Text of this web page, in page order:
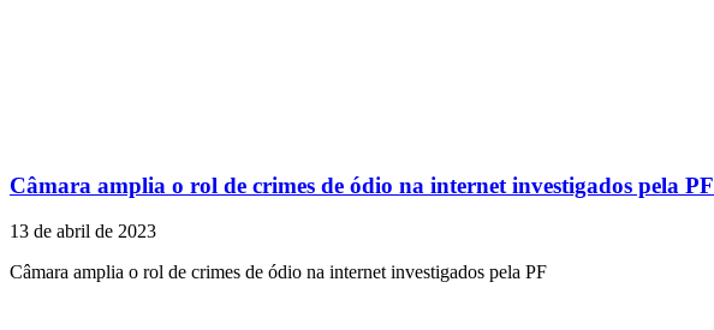
Câmara amplia o rol de crimes de ódio na internet investigados pela PF
13 de abril de 2023
Câmara amplia o rol de crimes de ódio na internet investigados pela PF